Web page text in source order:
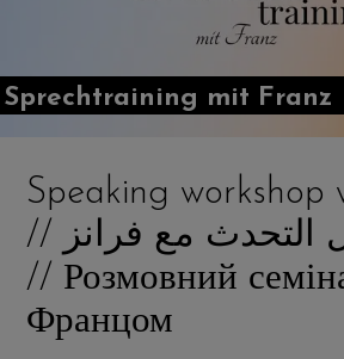
Sprechtraining mit Franz
Speaking workshop
// ورشة عمل التحدث مع فرانز
// Розмовний
Францом